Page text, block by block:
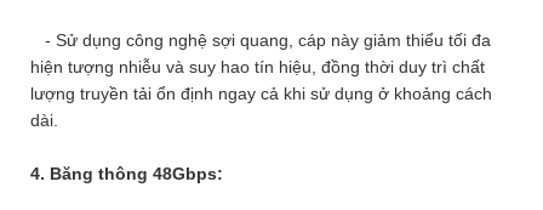
- Sử dụng công nghệ sợi quang, cáp này giảm thiểu tối đa
hiện tượng nhiễu và suy hao tín hiệu, đồng thời duy trì chất
lượng truyền tải ổn định ngay cả khi sử dụng ở khoảng cách
dài.
4. Băng thông 48Gbps: